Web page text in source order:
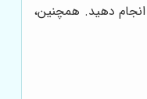
دهید. همچنین،